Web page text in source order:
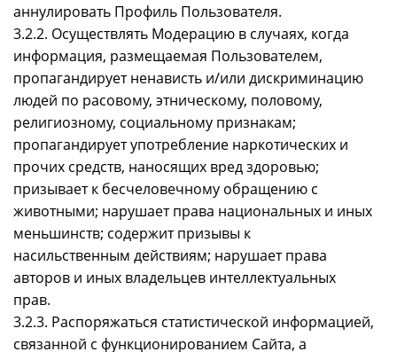
аннулировать Профиль Пользователя.
3.2.2. Осуществлять Модерацию в случаях, когда
информация, размещаемая Пользователем,
пропагандирует ненависть и/или дискриминацию
людей по расовому, этническому, половому,
религиозному, социальному признакам;
пропагандирует употребление наркотических и
прочих средств, наносящих вред здоровью;
призывает к бесчеловечному обращению с
животными; нарушает права национальных и иных
меньшинств; содержит призывы к
насильственным действиям; нарушает права
авторов и иных владельцев интеллектуальных
прав.
3.2.3. Распоряжаться статистической информацией,
связанной с функционированием Сайта, а